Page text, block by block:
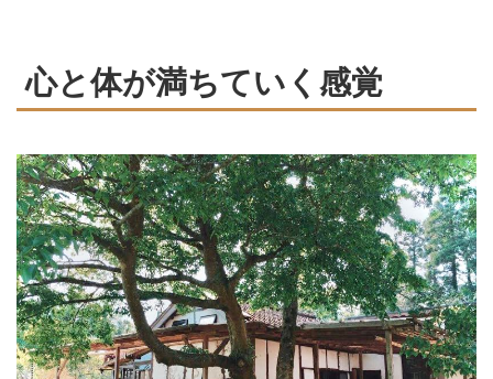
心と体が満ちていく感覚